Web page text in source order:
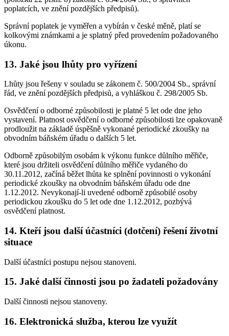
poplatcích, ve znění pozdějších předpisů).
Správní poplatek je vyměřen a vybírán v české měně, platí se
kolkovými známkami a je splatný před provedením požadovaného
úkonu.
13. Jaké jsou lhůty pro vyřízení
Lhůty jsou řešeny v souladu se zákonem č. 500/2004 Sb., správní
řád, ve znění pozdějších předpisů, a vyhláškou č. 298/2005 Sb.
Osvědčení o odborné způsobilosti je platné 5 let ode dne jeho
vystavení. Platnost osvědčení o odborné způsobilosti lze opakovaně
prodloužit na základě úspěšně vykonané periodické zkoušky na
obvodním báňském úřadu o dalších 5 let.
Odborně způsobilým osobám k výkonu funkce důlního měřiče,
které jsou držiteli osvědčení důlního měřiče vydaného do
30.11.2012, začíná běžet lhůta ke splnění povinnosti o vykonání
periodické zkoušky na obvodním báňském úřadu ode dne
1.12.2012. Nevykonají-li uvedené odborně způsobilé osoby
periodickou zkoušku do 5 let ode dne 1.12.2012, pozbývá
osvědčení platnost.
14. Kteří jsou další účastníci (dotčení) řešení životní
situace
Další účastníci postupu nejsou stanoveni.
15. Jaké další činnosti jsou po žadateli požadovány
Další činnosti nejsou stanoveny.
16. Elektronická služba, kterou lze využít